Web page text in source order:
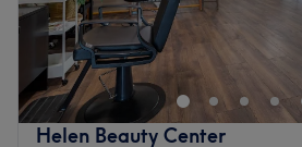
Op de Overtoom kunnen vrouwen
Of je nu komt voor je bikinilijn,
Brazilian, alles is mogelijk. Met wax
snel en in zijn geheel verwijderd en
weken weg. Door regelmatig te
Helen Beauty Center